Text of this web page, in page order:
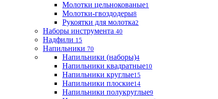
Молотки цельнокованые1
Молотки-гвоздодеры8
Рукоятки для молотка2
Наборы инструмента 40
Надфили 15
Напильники 70
Напильники (наборы)4
Напильники квадратные10
Напильники круглые15
Напильники плоские14
Напильники полукруглые9